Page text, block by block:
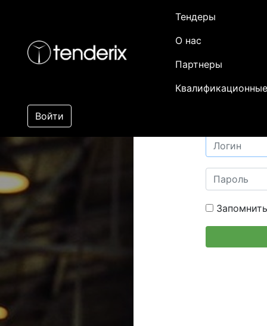
Тендеры
О нас
Партнеры
Войти